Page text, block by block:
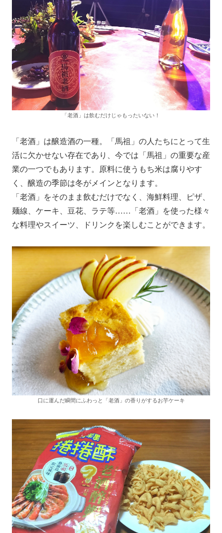
「老酒」は飲むだけじゃもったいない！
「老酒」は醸造酒の一種。「馬祖」の人たちにとって生
活に欠かせない存在であり、今では「馬祖」の重要な産
業の一つでもあります。原料に使うもち米は腐りやす
く、醸造の季節は冬がメインとなります。
「老酒」をそのまま飲むだけでなく、海鮮料理、ピザ、
麺線、ケーキ、豆花、ラテ等……「老酒」を使った様々
な料理やスイーツ、ドリンクを楽しむことができます。
口に運んだ瞬間にふわっと「老酒」の香りがするお芋ケーキ